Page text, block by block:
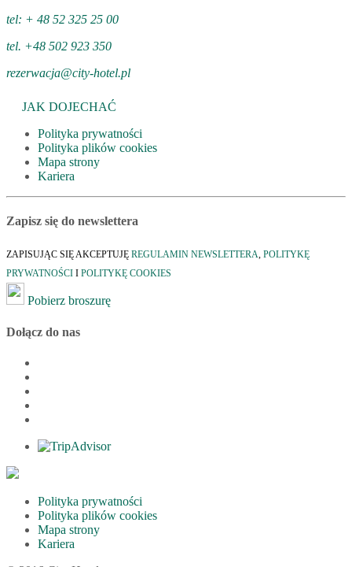
tel: + 48 52 325 25 00
tel. +48 502 923 350
rezerwacja@city-hotel.pl
JAK DOJECHAĆ
Polityka prywatności
Polityka plików cookies
Mapa strony
Kariera
Zapisz się do newslettera
ZAPISUJĄC SIĘ AKCEPTUJĘ REGULAMIN NEWSLETTERA, POLITYKĘ
PRYWATNOŚCI I POLITYKĘ COOKIES
Pobierz broszurę
Dołącz do nas
Polityka prywatności
Polityka plików cookies
Mapa strony
Kariera